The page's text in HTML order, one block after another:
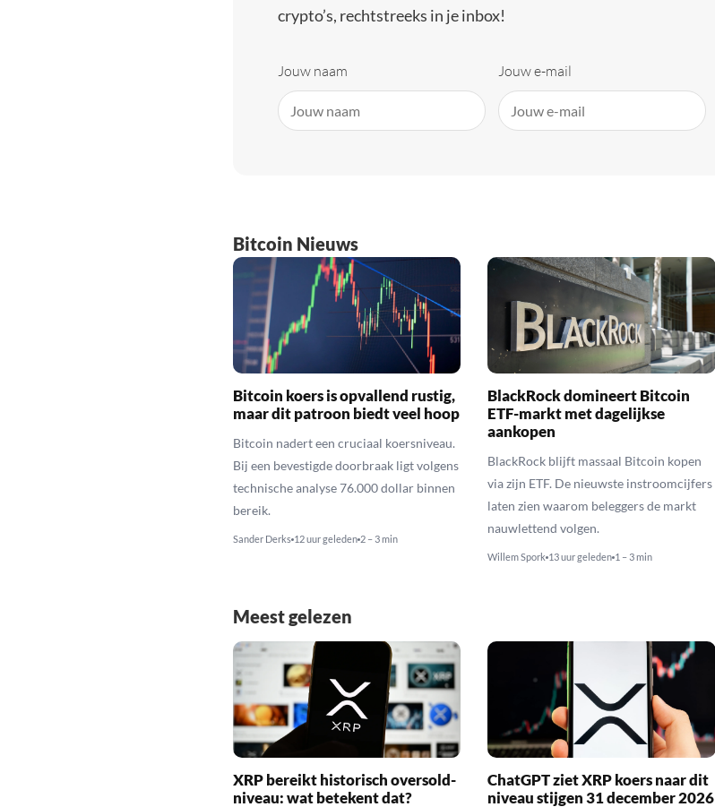
crypto’s, rechtstreeks in je inbox!
Jouw naam Jouw e-mail
Bitcoin Nieuws
Bitcoin koers is opvallend rustig,
maar dit patroon biedt veel hoop
Bitcoin nadert een cruciaal koersniveau.
Bij een bevestigde doorbraak ligt volgens
technische analyse 76.000 dollar binnen
bereik.
Sander Derks 12 uur geleden 2 – 3 min
BlackRock domineert Bitcoin
ETF-markt met dagelijkse
aankopen
BlackRock blijft massaal Bitcoin kopen
via zijn ETF. De nieuwste instroomcijfers
laten zien waarom beleggers de markt
nauwlettend volgen.
Willem Spork 13 uur geleden 1 – 3 min
Meest gelezen
XRP bereikt historisch oversold-
niveau: wat betekent dat?
ChatGPT ziet XRP koers naar dit
niveau stijgen 31 december 2026